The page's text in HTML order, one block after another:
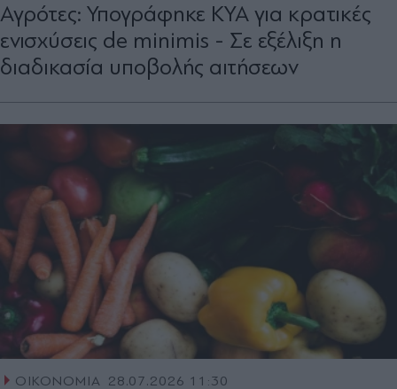
Αγρότες: Υπογράφηκε ΚΥΑ για κρατικές
ενισχύσεις de minimis - Σε εξέλιξη η
διαδικασία υποβολής αιτήσεων
ΟΙΚΟΝΟΜΙΑ 28.07.2026 11:30